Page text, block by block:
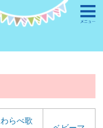
わらべ歌